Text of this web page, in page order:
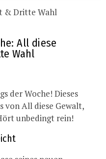
All diese
Wahl
der Woche! Dieses
von All diese Gewalt,
unbedingt rein!